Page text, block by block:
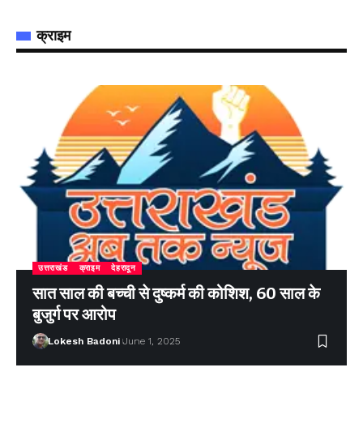
क्राइम
उत्तराखंड क्राइम देहरादून
सात साल की बच्ची से दुष्कर्म की कोशिश, 60 साल के
बुजुर्ग पर आरोप
Lokesh Badoni June 1, 2025